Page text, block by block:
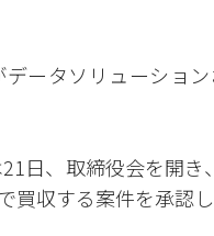
データソリューショ
日、取締役会を開
買収する案件を承認